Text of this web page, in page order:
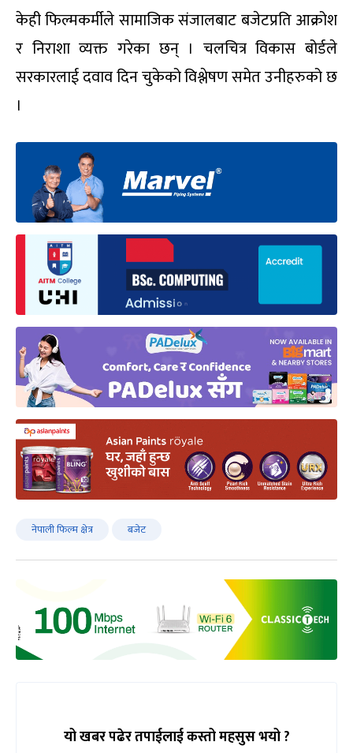
केही फिल्मकर्मीले सामाजिक संजालबाट बजेटप्रति आक्रोश
र निराशा व्यक्त गरेका छन् । चलचित्र विकास बोर्डले
सरकारलाई दवाव दिन चुकेको विश्लेषण समेत उनीहरुको छ
।
नेपाली फिल्म क्षेत्र बजेट
यो खबर पढेर तपाईलाई कस्तो महसुस भयो ?